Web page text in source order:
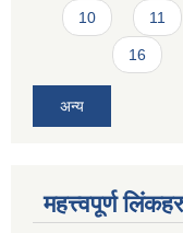
10 11
16
अन्य
महत्त्वपूर्ण